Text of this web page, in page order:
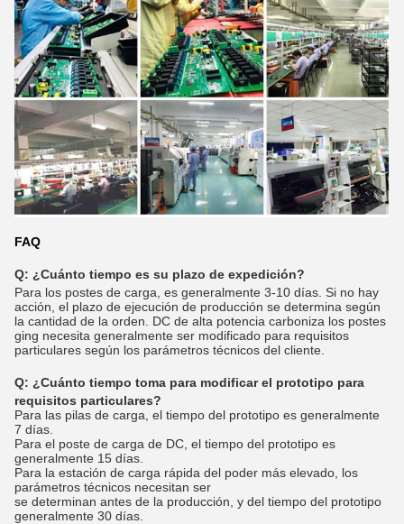
FAQ
Q: ¿Cuánto tiempo es su plazo de expedición?
Para los postes de carga, es generalmente 3-10 días. Si no hay
acción, el plazo de ejecución de producción se determina según
la cantidad de la orden. DC de alta potencia carboniza los postes
ging necesita generalmente ser modificado para requisitos
particulares según los parámetros técnicos del cliente.
Q: ¿Cuánto tiempo toma para modificar el prototipo para
requisitos particulares?
Para las pilas de carga, el tiempo del prototipo es generalmente
7 días.
Para el poste de carga de DC, el tiempo del prototipo es
generalmente 15 días.
Para la estación de carga rápida del poder más elevado, los
parámetros técnicos necesitan ser
se determinan antes de la producción, y del tiempo del prototipo
generalmente 30 días.